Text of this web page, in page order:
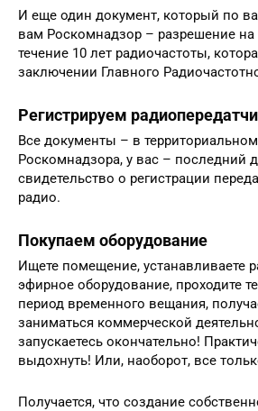
И еще один документ, который по
вам Роскомнадзор – разрешение
течение 10 лет радиочастоты,
заключении Главного
Регистрируем
Все документы – в
Роскомнадзора, у вас – последний
свидетельство о регистрации
радио.
Покупаем оборудование
Ищете помещение, устанавливаете
эфирное оборудование, проходите
период временного вещания,
заниматься коммерческой
запускаетесь окончательно!
выдохнуть! Или, наоборот, все
Получается, что создание